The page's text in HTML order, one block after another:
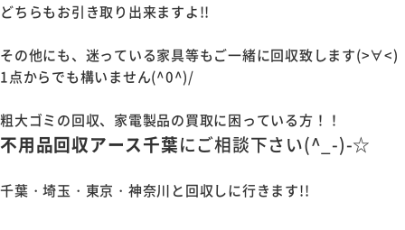
どちらもお引き取り出来ますよ!!
その他にも、迷っている家具等もご一緒に回収致します(>∀<)
1点からでも構いません(^0^)/
粗大ゴミの回収、家電製品の買取に困っている方！！
不用品回収アース千葉にご相談下さい(^_-)-☆
千葉・埼玉・東京・神奈川と回収しに行きます!!